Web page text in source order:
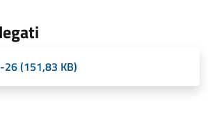
(151,83 KB)